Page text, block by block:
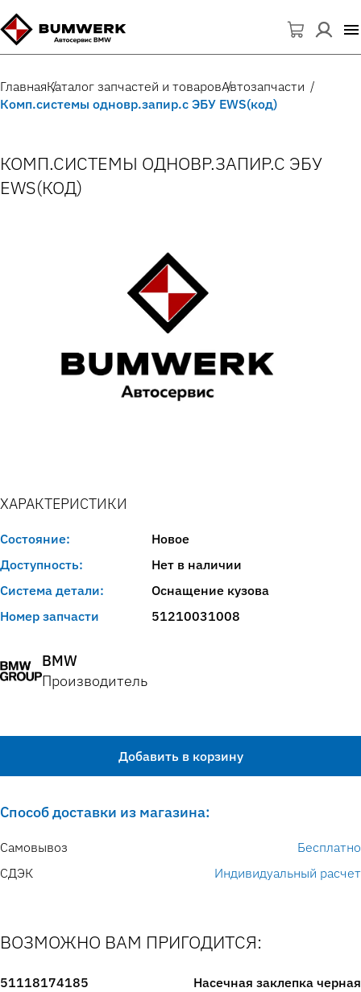
ГлавнаяКаталог запчастей и товаровАвтозапчасти
Комп.системы одновр.запир.с ЭБУ EWS(код)
КОМП.СИСТЕМЫ ОДНОВР.ЗАПИР.С ЭБУ
EWS(КОД)
ХАРАКТЕРИСТИКИ
Состояние:
Новое
Доступность:
Нет в наличии
Система детали:
Оснащение кузова
Номер запчасти
51210031008
BMW
Производитель
Добавить в корзину
Способ доставки из магазина:
Самовывоз
Бесплатно
СДЭК
Индивидуальный расчет
ВОЗМОЖНО ВАМ ПРИГОДИТСЯ:
51118174185
Насечная заклепка черная